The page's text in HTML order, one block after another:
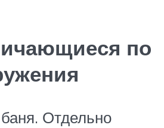
по
Отдельно